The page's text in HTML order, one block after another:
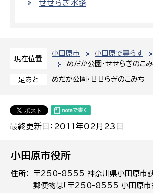
現在位置
小田原市 小田原で暮らす
めだか公園・せせらぎのこ
足あと めだか公園・せせらぎのこみち
最終更新日：2011年02月23日
せせらぎ水路
小田原市役所
住所
〒250-8555 神奈川県小田原市
郵便物は「〒250-8555 小田原市